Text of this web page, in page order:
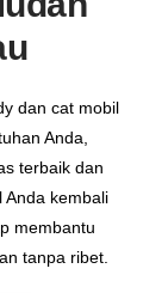
dan cat mobil
Anda,
terbaik dan
Anda kembali
membantu
tanpa ribet.